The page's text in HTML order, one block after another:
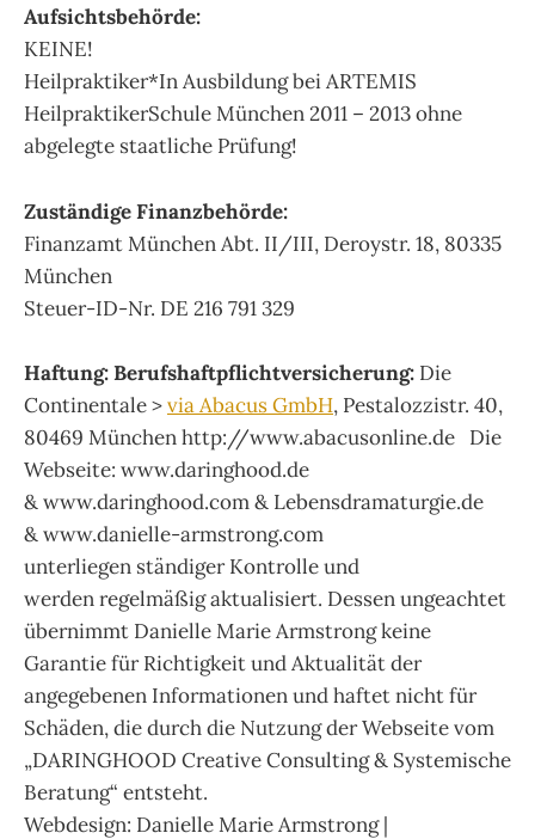
Aufsichtsbehörde:
KEINE!
Heilpraktiker*In Ausbildung bei ARTEMIS
HeilpraktikerSchule München 2011 – 2013 ohne
abgelegte staatliche Prüfung!
Zuständige Finanzbehörde:
Finanzamt München Abt. II/III, Deroystr. 18, 80335
München
Steuer-ID-Nr. DE 216 791 329
Haftung:Berufshaftpflichtversicherung: Die
Continentale >via Abacus GmbH, Pestalozzistr. 40,
80469 München http://www.abacusonline.de Die
Webseite: www.daringhood.de
& www.daringhood.com & Lebensdramaturgie.de
& www.danielle-armstrong.com
unterliegen ständiger Kontrolle und
werden regelmäßig aktualisiert. Dessen ungeachtet
übernimmt Danielle Marie Armstrong keine
Garantie für Richtigkeit und Aktualität der
angegebenen Informationen und haftet nicht für
Schäden, die durch die Nutzung der Webseite vom
„DARINGHOOD Creative Consulting & Systemische
Beratung“ entsteht.
Webdesign: Danielle Marie Armstrong |